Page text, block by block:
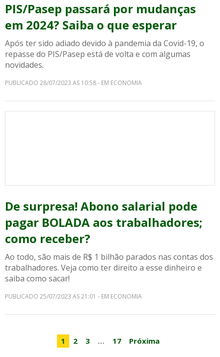
PIS/Pasep passará por mudanças
em 2024? Saiba o que esperar
Após ter sido adiado devido à pandemia da Covid-19, o
repasse do PIS/Pasep está de volta e com algumas
novidades.
PUBLICADO 28/07/2023 AS 10:58 - EM ECONOMIA
De surpresa! Abono salarial pode
pagar BOLADA aos trabalhadores;
como receber?
Ao todo, são mais de R$ 1 bilhão parados nas contas dos
trabalhadores. Veja como ter direito a esse dinheiro e
saiba como sacar!
PUBLICADO 25/07/2023 AS 21:01 - EM ECONOMIA
1 2 3 … 17 Próxima